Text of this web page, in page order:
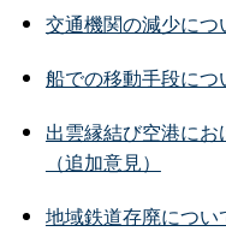
交通機関の減少につ
船での移動手段につ
出雲縁結び空港に
（追加意見）
地域鉄道存廃につい